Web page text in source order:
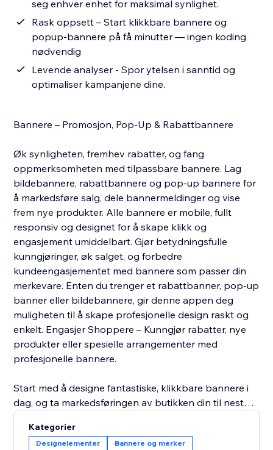
seg enhver enhet for maksimal synlighet.
Rask oppsett – Start klikkbare bannere og
popup-bannere på få minutter — ingen koding
nødvendig
Levende analyser - Spor ytelsen i sanntid og
optimaliser kampanjene dine.
Bannere – Promosjon, Pop-Up & Rabattbannere
Øk synligheten, fremhev rabatter, og fang
oppmerksomheten med tilpassbare bannere. Lag
bildebannere, rabattbannere og pop-up bannere for
å markedsføre salg, dele bannermeldinger og vise
frem nye produkter. Alle bannere er mobile, fullt
responsiv og designet for å skape klikk og
engasjement umiddelbart. Gjør betydningsfulle
kunngjøringer, øk salget, og forbedre
kundeengasjementet med bannere som passer din
merkevare. Enten du trenger et rabattbanner, pop-up
banner eller bildebannere, gir denne appen deg
muligheten til å skape profesjonelle design raskt og
enkelt. Engasjer Shoppere – Kunngjør rabatter, nye
produkter eller spesielle arrangementer med
profesjonelle bannere.
Start med å designe fantastiske, klikkbare bannere i
dag, og ta markedsføringen av butikken din til neste
Kategorier
Designelementer Bannere og merker